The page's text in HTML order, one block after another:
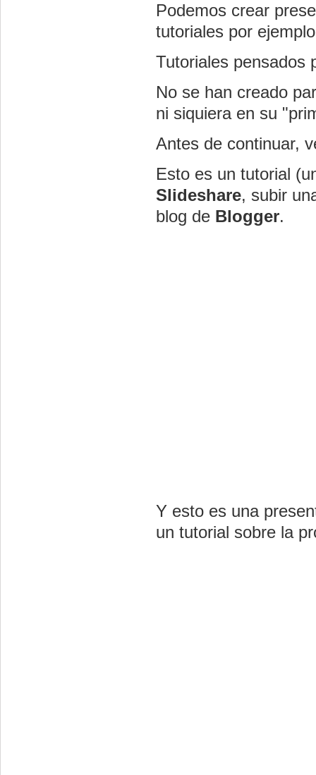
Podemos crear
tutoriales por
Tutoriales pensados
No se han creado
ni siquiera en su
Antes de continuar,
Esto es un tutorial
Slideshare, subir
blog de Blogger.
Y esto es una
un tutorial sobre la